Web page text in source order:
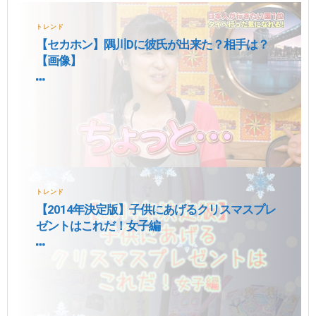
トレンド
【セカホン】隅川Dに彼氏が出来た？相手は？
【画像】
トレンド
【2014年決定版】子供にあげるクリスマスプレ
ゼントはこれだ！女子編